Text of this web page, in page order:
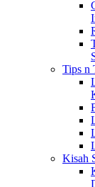
Tips n
Kisah